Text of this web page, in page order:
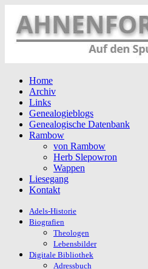
Home
Archiv
Links
Genealogieblogs
Genealogische Datenbank
Rambow
von Rambow
Herb Slepowron
Wappen
Liesegang
Kontakt
Adels-Historie
Biografien
Theologen
Lebensbilder
Digitale Bibliothek
Adressbuch